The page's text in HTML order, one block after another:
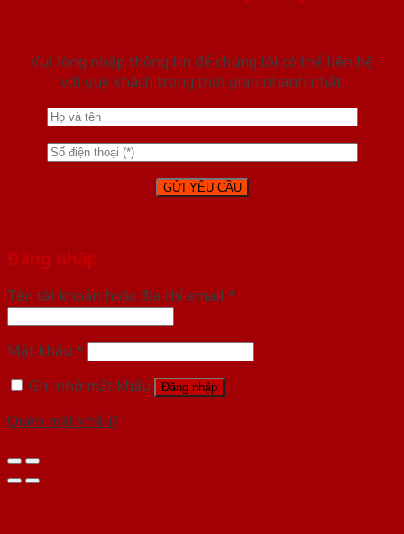
Vui lòng nhập thông tin để chúng tôi có thể liên hệ
với quý khách trong thời gian nhanh nhất.
Đăng nhập
Tên tài khoản hoặc địa chỉ email *
Mật khẩu *
Ghi nhớ mật khẩu
Đăng nhập
Quên mật khẩu?